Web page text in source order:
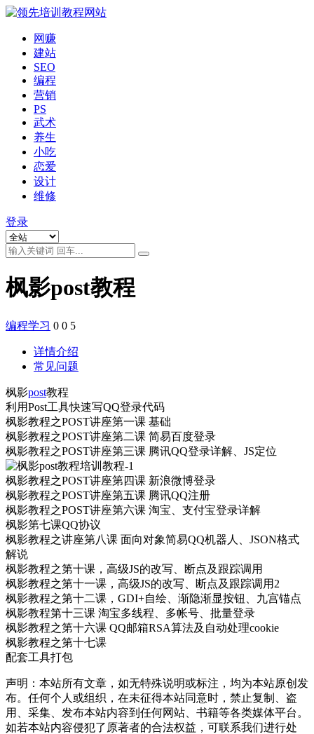
网赚
建站
SEO
编程
营销
PS
武术
养生
小吃
恋爱
设计
维修
登录
枫影post教程
编程学习 0 0 5
详情介绍
常见问题
枫影post教程
利用Post工具快速写QQ登录代码
枫影教程之POST讲座第一课 基础
枫影教程之POST讲座第二课 简易百度登录
枫影教程之POST讲座第三课 腾讯QQ登录详解、JS定位
枫影教程之POST讲座第四课 新浪微博登录
枫影教程之POST讲座第五课 腾讯QQ注册
枫影教程之POST讲座第六课 淘宝、支付宝登录详解
枫影第七课QQ协议
枫影教程之讲座第八课 面向对象简易QQ机器人、JSON格式
解说
枫影教程之第十课，高级JS的改写、断点及跟踪调用
枫影教程之第十一课，高级JS的改写、断点及跟踪调用2
枫影教程之第十二课，GDI+自绘、渐隐渐显按钮、九宫锚点
枫影教程第十三课 淘宝多线程、多帐号、批量登录
枫影教程之第十六课 QQ邮箱RSA算法及自动处理cookie
枫影教程之第十七课
配套工具打包
声明：本站所有文章，如无特殊说明或标注，均为本站原创发
布。任何个人或组织，在未征得本站同意时，禁止复制、盗
用、采集、发布本站内容到任何网站、书籍等各类媒体平台。
如若本站内容侵犯了原著者的合法权益，可联系我们进行处